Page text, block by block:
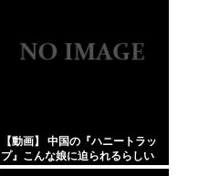
【動画】 中国の『ハニートラッ
プ』こんな娘に迫られるらしい
ｗｗｗｗｗｗ